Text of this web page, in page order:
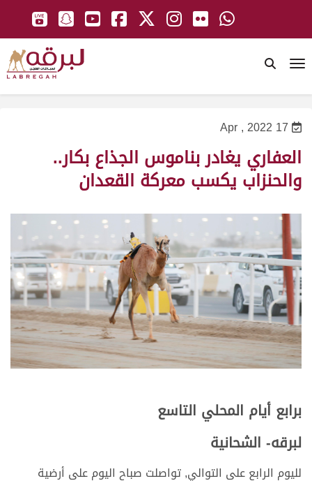
17 Apr , 2022
العفاري يغادر بناموس الجذاع بكار..
والحنزاب يكسب معركة القعدان
برابع أيام المحلي التاسع
لبرقه- الشحانية
لليوم الرابع على التوالي, تواصلت صباح اليوم على أرضية